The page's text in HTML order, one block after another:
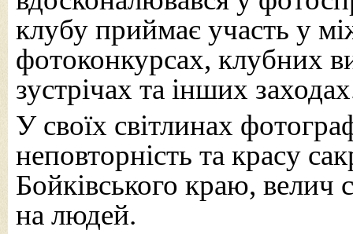
клубу приймає участь у
фотоконкурсах, клубних
зустрічах та інших
У своїх світлинах
неповторність та красу
Бойківського краю, велич
на людей.